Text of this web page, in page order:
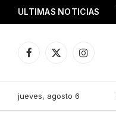
ULTIMAS NOTICIAS
Facebook
X
Instagram
jueves, agosto 6